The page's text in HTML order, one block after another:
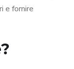
e fornire